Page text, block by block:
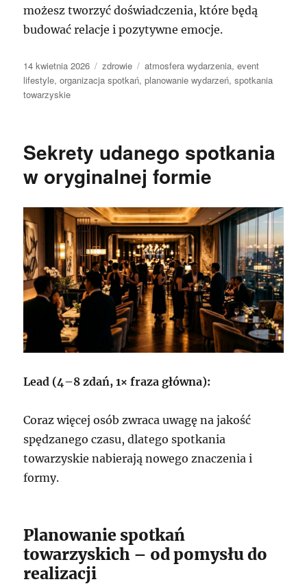
możesz tworzyć doświadczenia, które będą
budować relacje i pozytywne emocje.
Data
publikacji
14 kwietnia 2026 Kategorie
zdrowie Tagi
atmosfera wydarzenia,event
lifestyle,organizacja spotkań,planowanie wydarzeń,spotkania
towarzyskie
Sekrety udanego spotkania
w oryginalnej formie
Lead (4–8 zdań, 1× fraza główna):
Coraz więcej osób zwraca uwagę na jakość
spędzanego czasu, dlatego spotkania
towarzyskie nabierają nowego znaczenia i
formy.
Planowanie spotkań
towarzyskich – od pomysłu do
realizacji